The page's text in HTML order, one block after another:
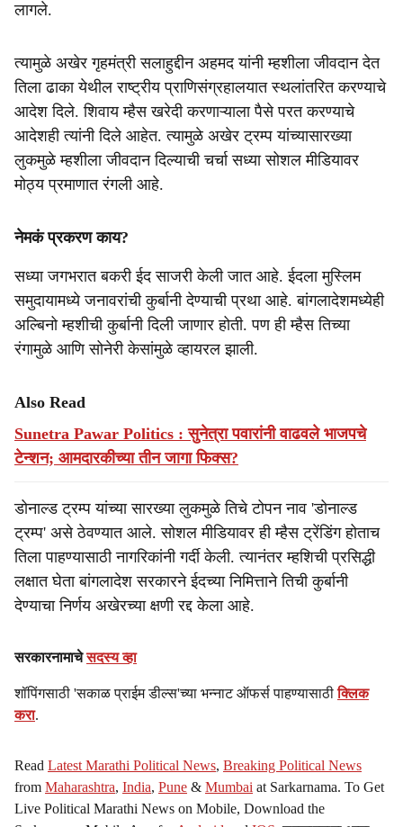
लागले.
त्यामुळे अखेर गृहमंत्री सलाहुद्दीन अहमद यांनी म्हशीला जीवदान देत
तिला ढाका येथील राष्ट्रीय प्राणिसंग्रहालयात स्थलांतरित करण्याचे
आदेश दिले. शिवाय म्हैस खरेदी करणाऱ्याला पैसे परत करण्याचे
आदेशही त्यांनी दिले आहेत. त्यामुळे अखेर ट्रम्प यांच्यासारख्या
लुकमुळे म्हशीला जीवदान दिल्याची चर्चा सध्या सोशल मीडियावर
मोठ्य प्रमाणात रंगली आहे.
नेमकं प्रकरण काय?
सध्या जगभरात बकरी ईद साजरी केली जात आहे. ईदला मुस्लिम
समुदायामध्ये जनावरांची कुर्बानी देण्याची प्रथा आहे. बांगलादेशमध्येही
अल्बिनो म्हशीची कुर्बानी दिली जाणार होती. पण ही म्हैस तिच्या
रंगामुळे आणि सोनेरी केसांमुळे व्हायरल झाली.
Also Read
Sunetra Pawar Politics : सुनेत्रा पवारांनी वाढवले भाजपचे
टेन्शन; आमदारकीच्या तीन जागा फिक्स?
डोनाल्ड ट्रम्प यांच्या सारख्या लुकमुळे तिचे टोपन नाव 'डोनाल्ड
ट्रम्प' असे ठेवण्यात आले. सोशल मीडियावर ही म्हैस ट्रेंडिंग होताच
तिला पाहण्यासाठी नागरिकांनी गर्दी केली. त्यानंतर म्हशिची प्रसिद्धी
लक्षात घेता बांगलादेश सरकारने ईदच्या निमित्ताने तिची कुर्बानी
देण्याचा निर्णय अखेरच्या क्षणी रद्द केला आहे.
सरकारनामाचेसदस्य व्हा
शॉपिंगसाठी 'सकाळ प्राईम डील्स'च्या भन्नाट ऑफर्स पाहण्यासाठीक्लिक
करा.
Read Latest Marathi Political News, Breaking Political News
from Maharashtra, India, Pune & Mumbai at Sarkarnama. To Get
Live Political Marathi News on Mobile, Download the